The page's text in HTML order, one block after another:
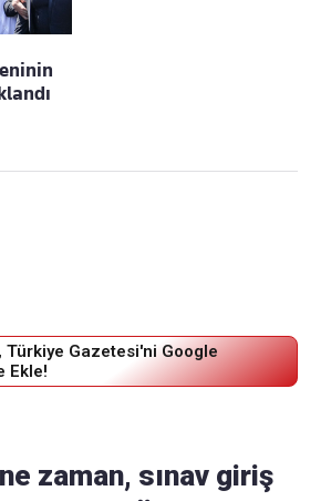
Türkiye Gazetesi'ni Google
Ekle!
zaman, sınav giriş